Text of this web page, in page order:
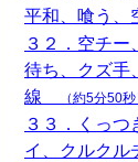
平和、喰う
３２．空チ
待ち、クズ手
線
（約5分50秒
３３．くっ
イ、クルクル